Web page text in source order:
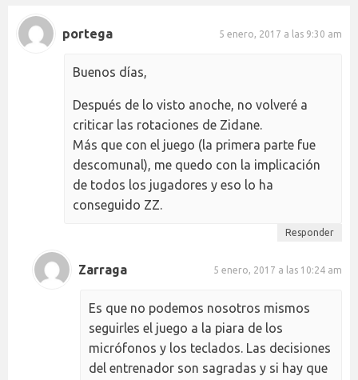
portega 5 enero, 2017 a las 9:30 am
Buenos días,
Después de lo visto anoche, no volveré a
criticar las rotaciones de Zidane.
Más que con el juego (la primera parte fue
descomunal), me quedo con la implicación
de todos los jugadores y eso lo ha
conseguido ZZ.
Responder
Zarraga 5 enero, 2017 a las 10:24 am
Es que no podemos nosotros mismos
seguirles el juego a la piara de los
micrófonos y los teclados. Las decisiones
del entrenador son sagradas y si hay que